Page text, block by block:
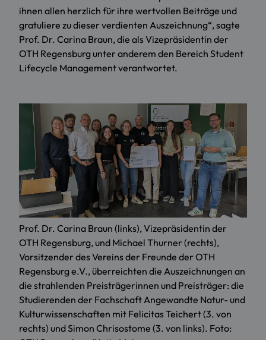
ihnen allen herzlich für ihre wertvollen Beiträge und
gratuliere zu dieser verdienten Auszeichnung“, sagte
Prof. Dr. Carina Braun, die als Vizepräsidentin der
OTH Regensburg unter anderem den Bereich Student
Lifecycle Management verantwortet.
Prof. Dr. Carina Braun (links), Vizepräsidentin der
OTH Regensburg, und Michael Thurner (rechts),
Vorsitzender des Vereins der Freunde der OTH
Regensburg e.V., überreichten die Auszeichnungen an
die strahlenden Preisträgerinnen und Preisträger: die
Studierenden der Fachschaft Angewandte Natur- und
Kulturwissenschaften mit Felicitas Teichert (3. von
rechts) und Simon Chrisostome (3. von links). Foto: